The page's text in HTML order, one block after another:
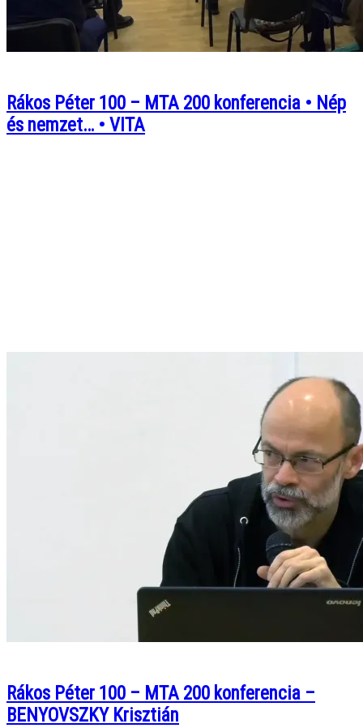
Rákos Péter 100 – MTA 200 konferencia • Nép
és nemzet… • VITA
Rákos Péter 100 – MTA 200 konferencia –
BENYOVSZKY Krisztián